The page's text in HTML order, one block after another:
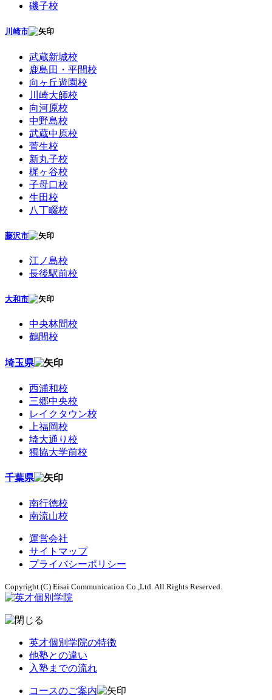
磯子校
川崎市
武蔵新城校
鹿島田・平間校
向ヶ丘遊園校
川崎大師校
向河原校
中野島校
武蔵中原校
菅生校
新丸子校
梶ヶ谷校
子母口校
生田校
八丁畷校
藤沢市
江ノ島校
長後駅前校
大和市
中央林間校
鶴間校
埼玉県
西浦和校
三郷中央校
レイクタウン校
上福岡校
埼大通り校
獨協大学前校
千葉県
南行徳校
南流山校
運営会社
サイトマップ
プライバシーポリシー
Copyright (C) Eisai Communication Co.,Ltd. All Rights Reserved.
英才個別学院の特徴
他塾との違い
入塾までの流れ
コースのご案内